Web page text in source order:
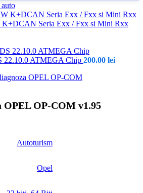
K+DCAN Seria Exx / Fxx si Mini Rxx
22.10.0 ATMEGA Chip 200.00 lei
OP-COM v1.95
Autoturism
Opel